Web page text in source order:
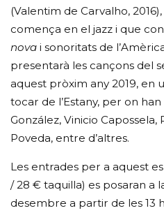
(Valentim de Carvalho,
comença en el jazz i que
nova i sonoritats de
presentarà les cançons del
aquest pròxim any 2019, en
tocar de l’Estany, per on
González, Vinicio
Poveda, entre d’altres.
Les entrades per a aquest
/ 28 € taquilla) es posaran a
desembre a partir de les 13